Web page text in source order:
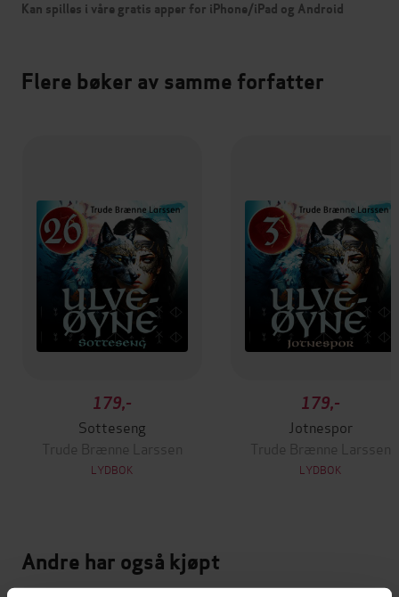
Kan spilles i våre gratis apper for iPhone/iPad og Android
Flere bøker av samme forfatter
179,-
Sotteseng
Trude Brænne Larssen
LYDBOK
179,-
Jotnespor
Trude Brænne Larssen
LYDBOK
Andre har også kjøpt